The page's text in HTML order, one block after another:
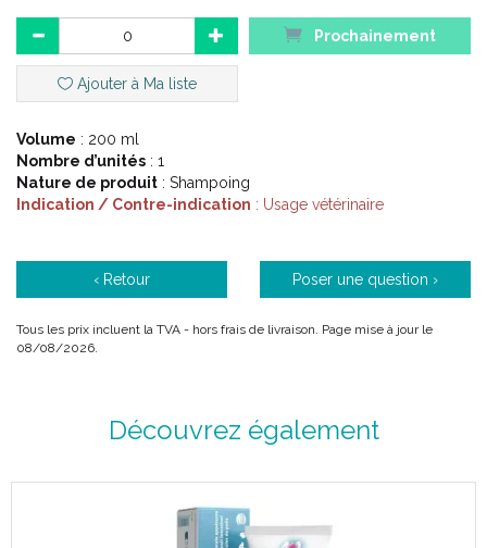
Conseils d’ utilisation :
Appliquer le shampooing.
Masser délicatement pour faire mousser.
Rincer abondamment.
Ne pas avaler.
Bases lavantes, azurant optique, excipients.
Code EAN : 3595890215407
Prochainement
Ajouter à Ma liste
Volume : 200 ml
Nombre d’unités : 1
Nature de produit : Shampoing
Indication / Contre-indication : Usage vétérinaire
‹ Retour Poser une question ›
Tous les prix incluent la TVA - hors frais de livraison. Page mise à jour le
08/08/2026.
Découvrez également